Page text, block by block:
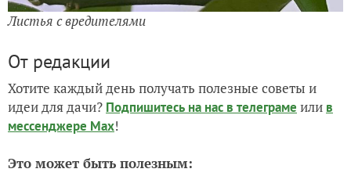
Листья с вредителями
От редакции
Хотите каждый день получать полезные советы и
идеи для дачи? Подпишитесь на нас в телеграме или в
мессенджере Max!
Это может быть полезным: